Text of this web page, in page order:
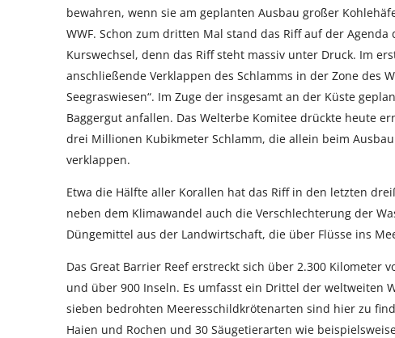
bewahren, wenn sie am geplanten Ausbau großer
WWF. Schon zum dritten Mal stand das Riff auf der
Kurswechsel, denn das Riff steht massiv unter Druck. Im
anschließende Verklappen des Schlamms in der Zone des
Seegraswiesen“. Im Zuge der insgesamt an der Küste
Baggergut anfallen. Das Welterbe Komitee drückte heute
drei Millionen Kubikmeter Schlamm, die allein beim
verklappen.
Etwa die Hälfte aller Korallen hat das Riff in den letzten
neben dem Klimawandel auch die Verschlechterung der
Düngemittel aus der Landwirtschaft, die über Flüsse ins
Das Great Barrier Reef erstreckt sich über 2.300 Kilometer
und über 900 Inseln. Es umfasst ein Drittel der weltweiten
sieben bedrohten Meeresschildkrötenarten sind hier zu
Haien und Rochen und 30 Säugetierarten wie